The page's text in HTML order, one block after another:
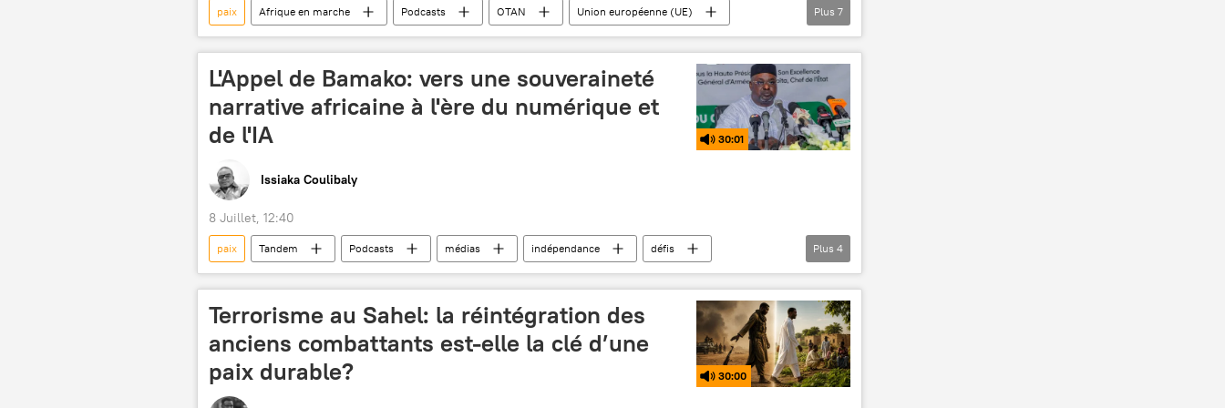
paix Afrique en marche Podcasts OTAN
Union européenne (UE)
sommet
Ankara Défense guerre coopération
politique
Plus 7
L'Appel de Bamako: vers une souveraineté
narrative africaine à l'ère du numérique et
de l'IA
30:01
Issiaka Coulibaly
8 Juillet, 12:40
paix Tandem Podcasts médias indépendance
défis
intelligence artificielle
souveraineté stabilité justice
Plus 4
Terrorisme au Sahel: la réintégration des
anciens combattants est-elle la clé d’une
paix durable?
30:00